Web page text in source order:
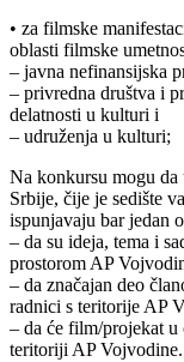
• za filmske
oblasti filmske
– javna nefinansijska
– privredna društva i
delatnosti u kulturi i
– udruženja u kulturi;
Na konkursu mogu
Srbije, čije je sedište
ispunjavaju bar jedan
– da su ideja, tema i
prostorom AP
– da značajan deo
radnici s teritorije AP
– da će film/projekat
teritoriji AP Vojvodine.